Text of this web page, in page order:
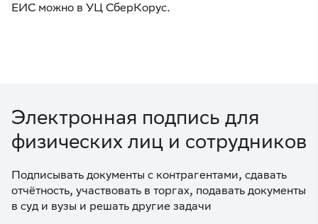
ЕИС можно в УЦ СберКорус.
Электронная подпись для
физических лиц и сотрудников
Подписывать документы с контрагентами, сдавать
отчётность, участвовать в торгах, подавать документы
в суд и вузы и решать другие задачи